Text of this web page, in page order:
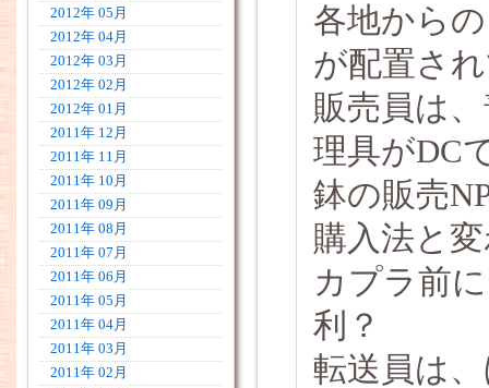
2012年 05月
2012年 04月
2012年 03月
2012年 02月
2012年 01月
2011年 12月
2011年 11月
2011年 10月
2011年 09月
2011年 08月
2011年 07月
2011年 06月
2011年 05月
2011年 04月
2011年 03月
2011年 02月
各地から
が配置さ
販売員は
理具がDC
鉢の販売
購入法と
カプラ前
利？
転送員は